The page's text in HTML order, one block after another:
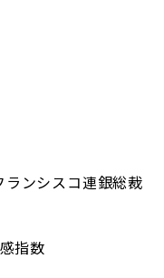
ンシスコ連銀総裁
指数